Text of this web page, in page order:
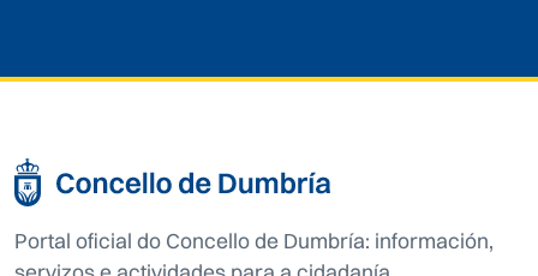
Portal oficial do Concello de Dumbría: información,